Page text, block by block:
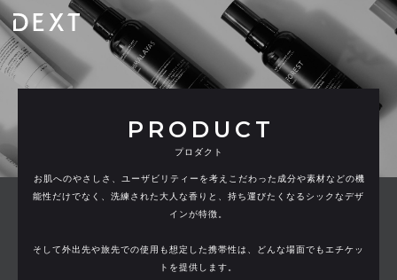
SHOP LIST
DEXT SALON
商品に関するお問い合わせはこちら
PRODUCT
プロダクト
お肌へのやさしさ、ユーザビリティーを考えこだわった成分や素材などの機
能性だけでなく、洗練された大人な香りと、持ち運びたくなるシックなデザ
インが特徴。
そして外出先や旅先での使用も想定した携帯性は、どんな場面でもエチケッ
トを提供します。